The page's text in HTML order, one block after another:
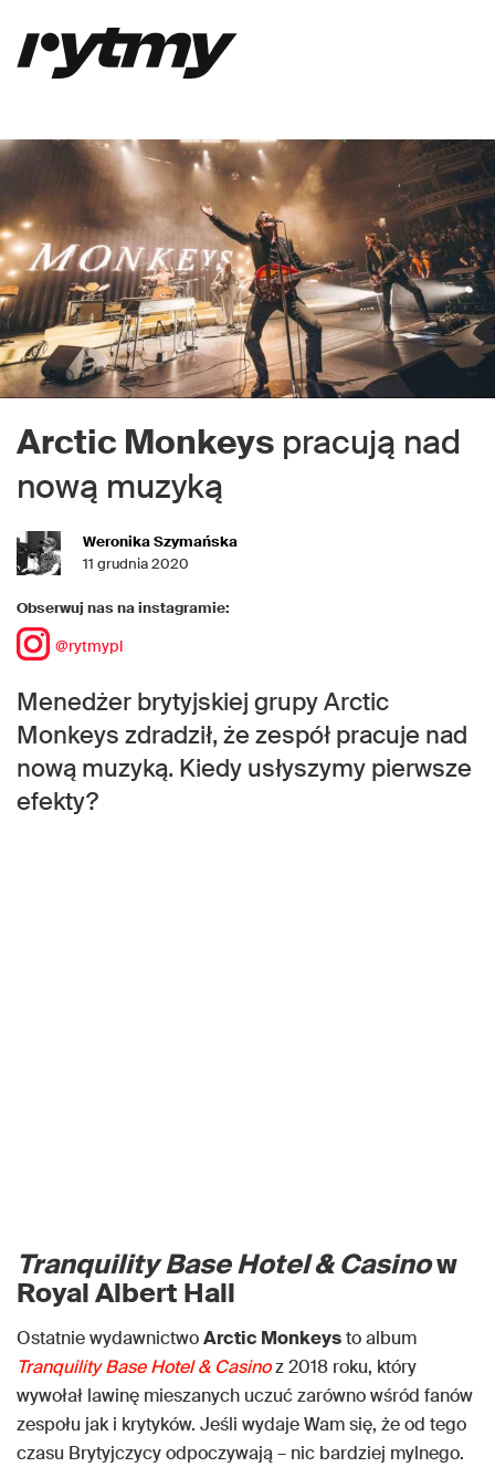
Arctic Monkeys pracują nad
nową muzyką
Weronika Szymańska
11 grudnia 2020
Obserwuj nas na instagramie:
@rytmypl
Menedżer brytyjskiej grupy Arctic
Monkeys zdradził, że zespół pracuje nad
nową muzyką. Kiedy usłyszymy pierwsze
efekty?
Tranquility Base Hotel & Casinow
Royal Albert Hall
Ostatnie wydawnictwoArctic Monkeysto album
Tranquility Base Hotel & Casinoz 2018 roku, który
wywołał lawinę mieszanych uczuć zarówno wśród fanów
zespołu jak i krytyków. Jeśli wydaje Wam się, że od tego
czasu Brytyjczycy odpoczywają – nic bardziej mylnego.